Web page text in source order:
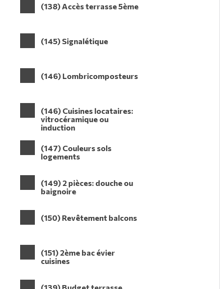
(138) Accès terrasse 5ème
(145) Signalétique
(146) Lombricomposteurs
(146) Cuisines locataires:
vitrocéramique ou
induction
(147) Couleurs sols
logements
(149) 2 pièces: douche ou
baignoire
(150) Revêtement balcons
(151) 2ème bac évier
cuisines